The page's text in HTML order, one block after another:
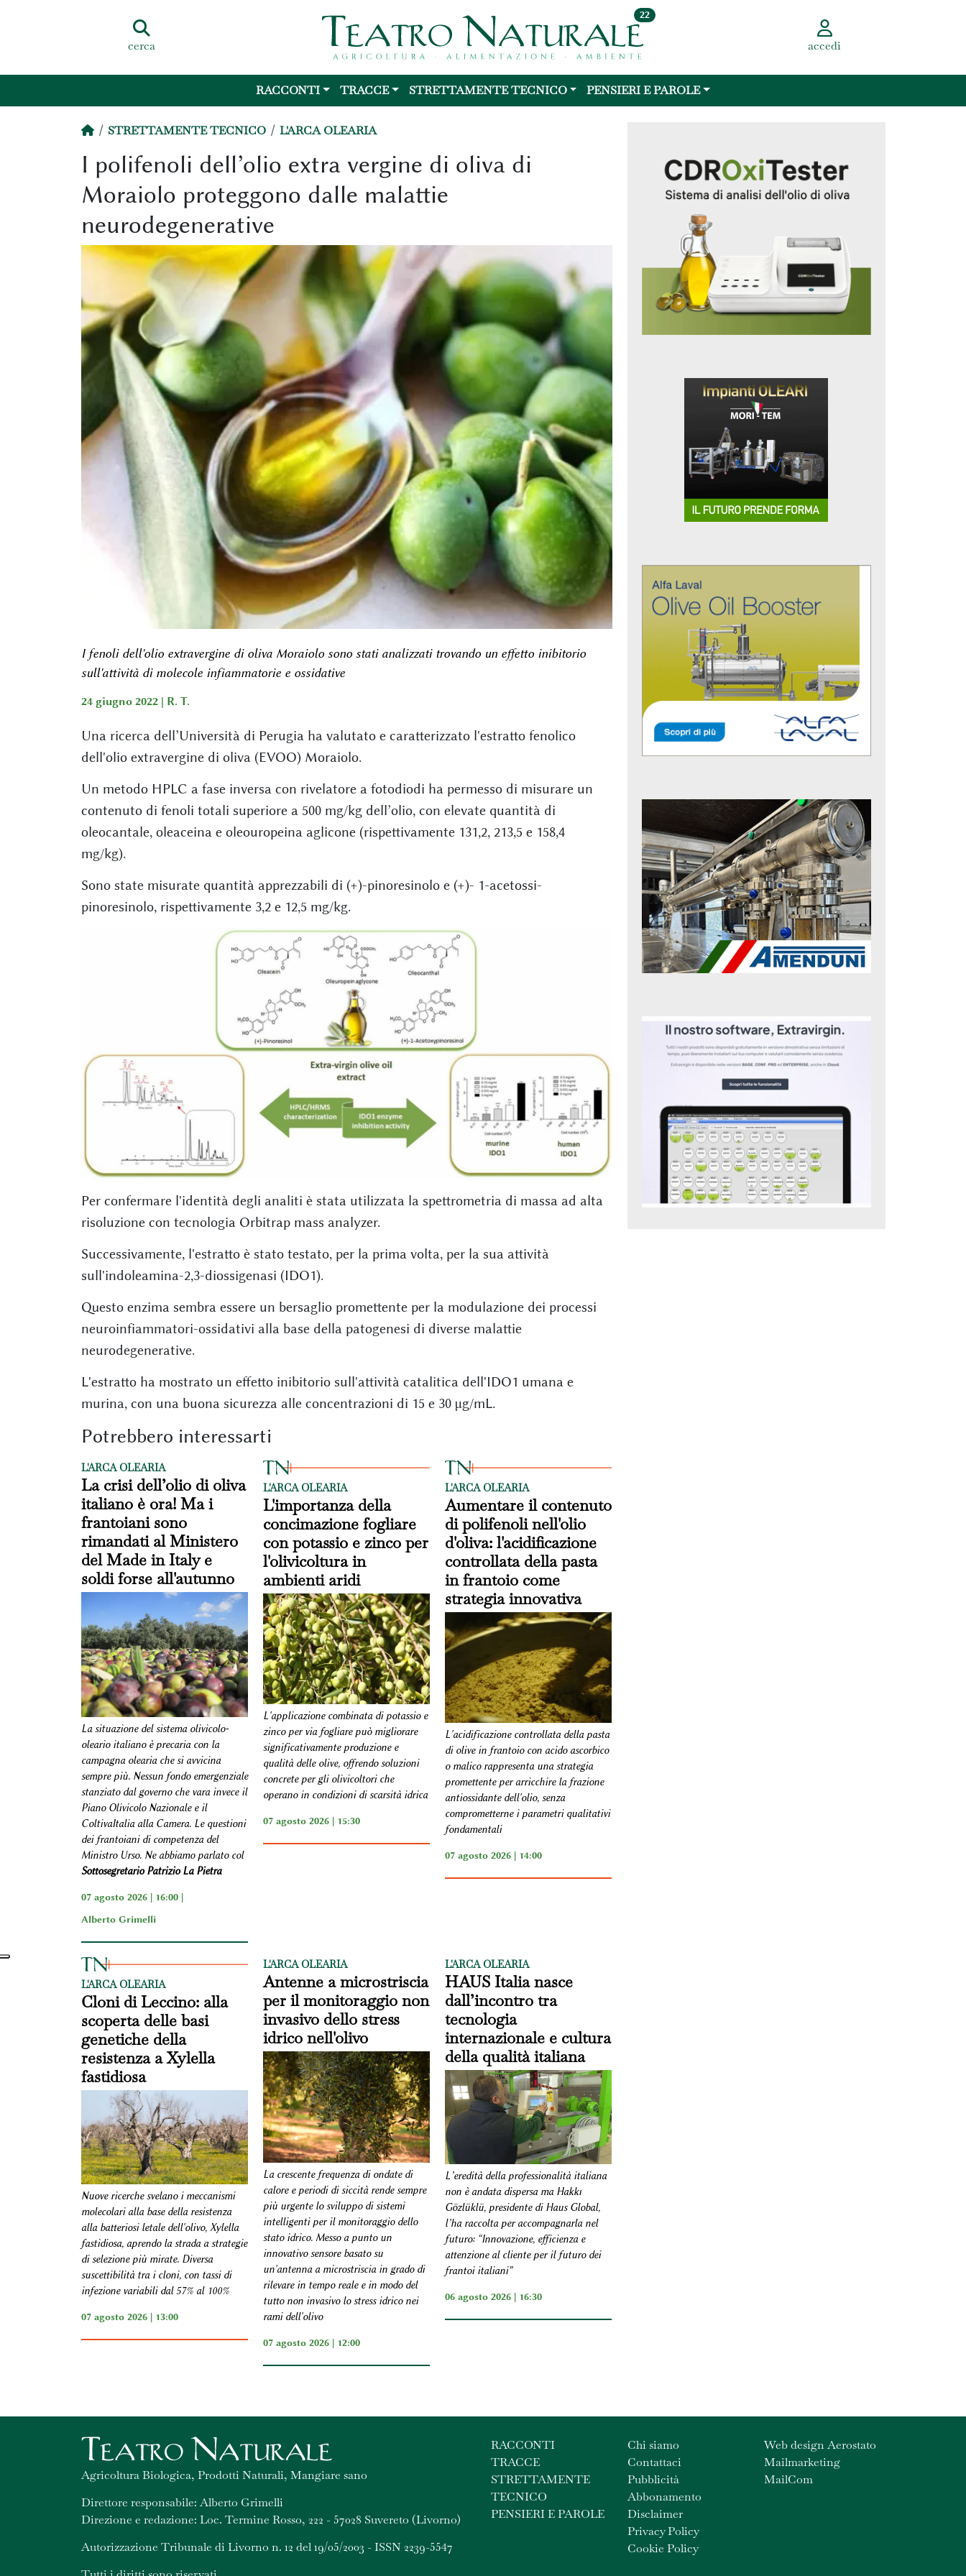
cerca
22
accedi
RACCONTI TRACCE STRETTAMENTE TECNICO PENSIERI E PAROLE
STRETTAMENTE TECNICO L'ARCA OLEARIA
I polifenoli dell’olio extra vergine di oliva di
Moraiolo proteggono dalle malattie
neurodegenerative
I fenoli dell'olio extravergine di oliva Moraiolo sono stati analizzati trovando un effetto inibitorio
sull'attività di molecole infiammatorie e ossidative
24 giugno 2022 | R. T.
Una ricerca dell’Università di Perugia ha valutato e caratterizzato l'estratto fenolico
dell'olio extravergine di oliva (EVOO) Moraiolo.
Un metodo HPLC a fase inversa con rivelatore a fotodiodi ha permesso di misurare un
contenuto di fenoli totali superiore a 500 mg/kg dell’olio, con elevate quantità di
oleocantale, oleaceina e oleouropeina aglicone (rispettivamente 131,2, 213,5 e 158,4
mg/kg).
Sono state misurate quantità apprezzabili di (+)-pinoresinolo e (+)- 1-acetossi-
pinoresinolo, rispettivamente 3,2 e 12,5 mg/kg.
Per confermare l'identità degli analiti è stata utilizzata la spettrometria di massa ad alta
risoluzione con tecnologia Orbitrap mass analyzer.
Successivamente, l'estratto è stato testato, per la prima volta, per la sua attività
sull'indoleamina-2,3-diossigenasi (IDO1).
Questo enzima sembra essere un bersaglio promettente per la modulazione dei processi
neuroinfiammatori-ossidativi alla base della patogenesi di diverse malattie
neurodegenerative.
L'estratto ha mostrato un effetto inibitorio sull'attività catalitica dell'IDO1 umana e
murina, con una buona sicurezza alle concentrazioni di 15 e 30 µg/mL.
Potrebbero interessarti
L'ARCA OLEARIA
La crisi dell’olio di oliva
italiano è ora! Ma i
frantoiani sono
rimandati al Ministero
del Made in Italy e
soldi forse all'autunno
La situazione del sistema olivicolo-
oleario italiano è precaria con la
campagna olearia che si avvicina
sempre più. Nessun fondo emergenziale
stanziato dal governo che vara invece il
Piano Olivicolo Nazionale e il
ColtivaItalia alla Camera. Le questioni
dei frantoiani di competenza del
Ministro Urso. Ne abbiamo parlato col
Sottosegretario Patrizio La Pietra
07 agosto 2026 | 16:00 |
Alberto Grimelli
L'ARCA OLEARIA
L'importanza della
concimazione fogliare
con potassio e zinco per
l'olivicoltura in
ambienti aridi
L'applicazione combinata di potassio e
zinco per via fogliare può migliorare
significativamente produzione e
qualità delle olive, offrendo soluzioni
concrete per gli olivicoltori che
operano in condizioni di scarsità idrica
07 agosto 2026 | 15:30
L'ARCA OLEARIA
Aumentare il contenuto
di polifenoli nell'olio
d'oliva: l'acidificazione
controllata della pasta
in frantoio come
strategia innovativa
L'acidificazione controllata della pasta
di olive in frantoio con acido ascorbico
o malico rappresenta una strategia
promettente per arricchire la frazione
antiossidante dell'olio, senza
comprometterne i parametri qualitativi
fondamentali
07 agosto 2026 | 14:00
L'ARCA OLEARIA
Cloni di Leccino: alla
scoperta delle basi
genetiche della
resistenza a Xylella
fastidiosa
Nuove ricerche svelano i meccanismi
molecolari alla base della resistenza
alla batteriosi letale dell'olivo, Xylella
fastidiosa, aprendo la strada a strategie
di selezione più mirate. Diversa
suscettibilità tra i cloni, con tassi di
infezione variabili dal 57% al 100%
07 agosto 2026 | 13:00
L'ARCA OLEARIA
Antenne a microstriscia
per il monitoraggio non
invasivo dello stress
idrico nell'olivo
La crescente frequenza di ondate di
calore e periodi di siccità rende sempre
più urgente lo sviluppo di sistemi
intelligenti per il monitoraggio dello
stato idrico. Messo a punto un
innovativo sensore basato su
un'antenna a microstriscia in grado di
rilevare in tempo reale e in modo del
tutto non invasivo lo stress idrico nei
rami dell'olivo
07 agosto 2026 | 12:00
L'ARCA OLEARIA
HAUS Italia nasce
dall’incontro tra
tecnologia
internazionale e cultura
della qualità italiana
L’eredità della professionalità italiana
non è andata dispersa ma Hakkı
Gözlüklü, presidente di Haus Global,
l’ha raccolta per accompagnarla nel
futuro: “Innovazione, efficienza e
attenzione al cliente per il futuro dei
frantoi italiani”
06 agosto 2026 | 16:30
Agricoltura Biologica, Prodotti Naturali, Mangiare sano
Direttore responsabile: Alberto Grimelli
Direzione e redazione: Loc. Termine Rosso, 222 - 57028 Suvereto (Livorno)
Autorizzazione Tribunale di Livorno n. 12 del 19/05/2003 - ISSN 2239-5547
RACCONTI
TRACCE
STRETTAMENTE
TECNICO
PENSIERI E PAROLE
Chi siamo
Contattaci
Pubblicità
Abbonamento
Disclaimer
Privacy Policy
Cookie Policy
Web design Aerostato
Mailmarketing
MailCom